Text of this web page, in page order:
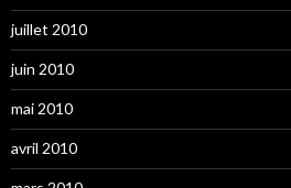
juillet 2010
juin 2010
mai 2010
avril 2010